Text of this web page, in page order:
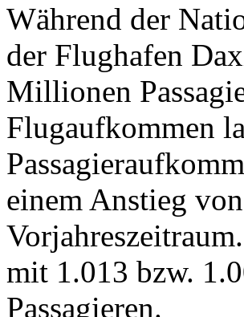
Während der
der Flughafen
Millionen
Flugaufkommen
einem Anstieg
mit 1.013 bzw.
Passagieren.